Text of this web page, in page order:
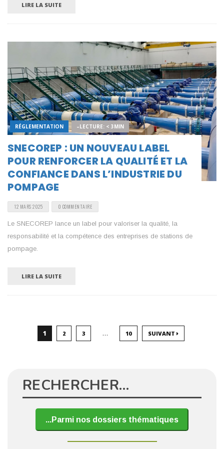
LIRE LA SUITE
RÉGLEMENTATION –LECTURE: < 3MIN
SNECOREP : UN NOUVEAU LABEL
POUR RENFORCER LA QUALITÉ ET LA
CONFIANCE DANS L’INDUSTRIE DU
POMPAGE
12 MARS 2025 0 COMMENTAIRE
Le SNECOREP lance un label pour valoriser la qualité, la
responsabilité et la compétence des entreprises de stations de
pompage.
LIRE LA SUITE
1 2 3 … 10 SUIVANT
RECHERCHER…
...Parmi nos dossiers thématiques